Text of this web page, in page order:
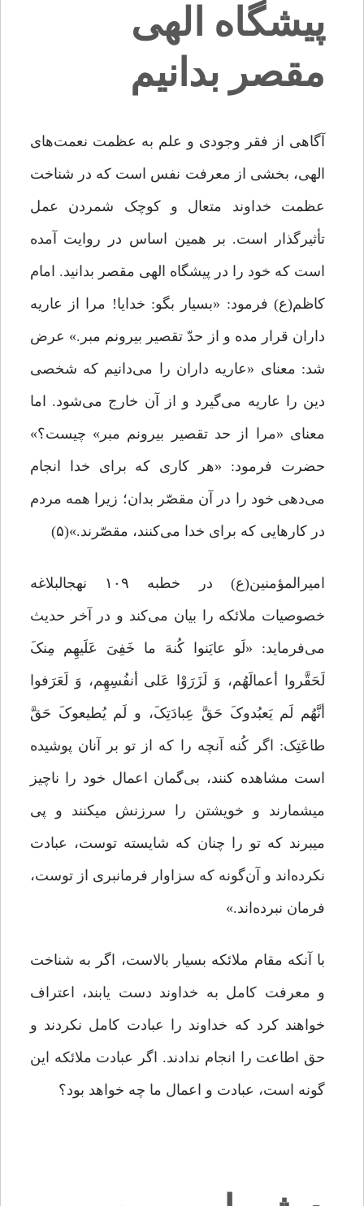
پیشگاه الهی
مقصر بدانیم
آگاهی از فقر وجودی و علم به عظمت نعمت‌های
الهی، بخشی از معرفت نفس است که در شناخت
عظمت خداوند متعال و کوچک شمردن عمل
تأثیرگذار است. بر همین اساس در روایت آمده
است که خود را در پیشگاه الهی مقصر بدانید. امام
کاظم(ع) فرمود: «بسیار بگو: خدایا! مرا از عاریه
داران قرار مده و از حدّ تقصیر بیرونم مبر.» عرض
شد: معناى «عاریه داران را می‌دانیم که شخصى
دین را عاریه مى‌گیرد و از آن خارج مى‌شود. اما
معناى «مرا از حد تقصیر بیرونم مبر» چیست؟»
حضرت فرمود: «هر کارى که براى خدا انجام
می‌دهى خود را در آن مقصّر بدان؛ زیرا همه مردم
در کارهایى که براى خدا مى‌کنند، مقصّرند.»(۵)
امیرالمؤمنین(ع) در خطبه ۱۰۹ نهجالبلاغه
خصوصیات ملائکه را بیان می‌کند و در آخر حدیث
می‌فرماید: «لَو عایَنوا کُنهَ ما خَفِیَ عَلَیهِم مِنکَ
لَحَقَّروا أعمالَهُم، وَ لَزَرَوْا عَلى أنفُسِهِم، وَ لَعَرَفوا
أنَّهُم لَم یَعبُدوکَ حَقَّ عِبادَتِکَ، و لَم یُطیعوکَ حَقَّ
طاعَتِک: اگر کُنه آنچه را که از تو بر آنان پوشیده
است مشاهده کنند، بى‌گمان اعمال خود را ناچیز
میشمارند و خویشتن را سرزنش میکنند و پى
میبرند که تو را چنان که شایسته توست، عبادت
نکرده‌اند و آن‌گونه که سزاوار فرمانبرى از توست،
فرمان نبرده‌اند.»
با آنکه مقام ملائکه بسیار بالاست، اگر به شناخت
و معرفت کامل به خداوند دست یابند، اعتراف
خواهند کرد که خداوند را عبادت کامل نکردند و
حق اطاعت را انجام ندادند. اگر عبادت ملائکه این
گونه است، عبادت و اعمال ما چه خواهد بود؟